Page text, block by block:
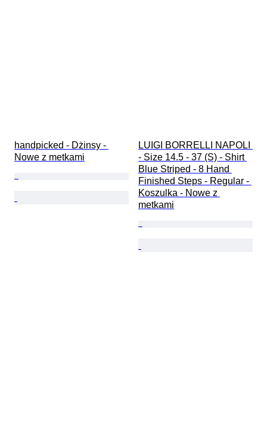
handpicked - Dżinsy -
Nowe z metkami
LUIGI BORRELLI NAPOLI
- Size 14.5 - 37 (S) - Shirt
Blue Striped - 8 Hand
Finished Steps - Regular -
Koszulka - Nowe z
metkami